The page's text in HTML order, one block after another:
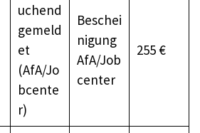
uchend
gemeld
et
(AfA/Jo
bcente
r)
Beschei
nigung
AfA/Job
center
255 €